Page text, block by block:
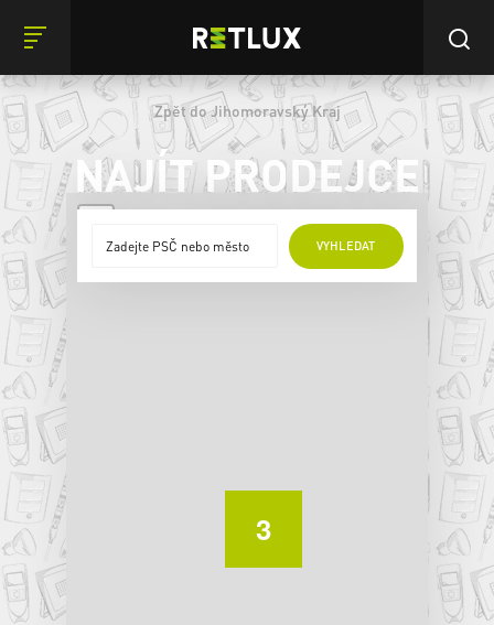
Zpět do Jihomoravský Kraj
NAJÍT PRODEJCE
VYHLEDAT
3